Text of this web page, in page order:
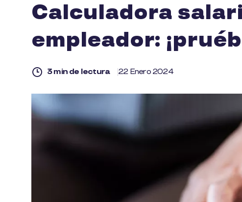
Calculadora
empleador:
3 min de lectura 22 Enero 2024